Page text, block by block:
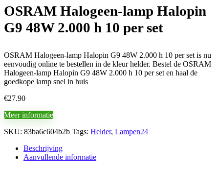
OSRAM Halogeen-lamp Halopin
G9 48W 2.000 h 10 per set
OSRAM Halogeen-lamp Halopin G9 48W 2.000 h 10 per set is nu
eenvoudig online te bestellen in de kleur helder. Bestel de OSRAM
Halogeen-lamp Halopin G9 48W 2.000 h 10 per set en haal de
goedkope lamp snel in huis
€27.90
Meer informatie
SKU: 83ba6c604b2b Tags: Helder, Lampen24
Beschrijving
Aanvullende informatie